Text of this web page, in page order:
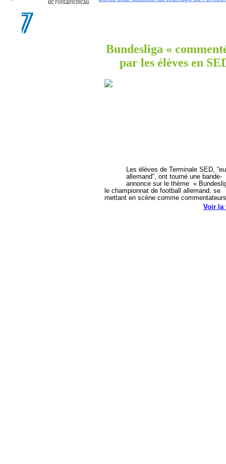
Bundesliga «
par les élèves en
Les élèves de Terminale SED,
allemand”, ont tourné une bande-
annonce sur le thème «
le championnat de football allemand, se
mettant en scène comme
Voir la